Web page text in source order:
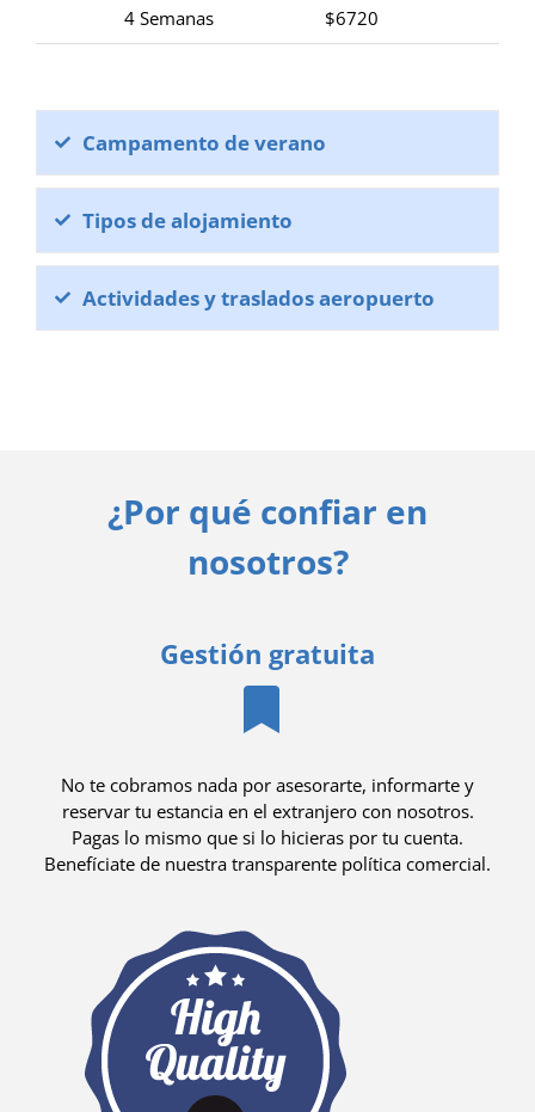
4 Semanas $6720
Campamento de verano
Tipos de alojamiento
Actividades y traslados aeropuerto
¿Por qué confiar en
nosotros?
Gestión gratuita
No te cobramos nada por asesorarte, informarte y
reservar tu estancia en el extranjero con nosotros.
Pagas lo mismo que si lo hicieras por tu cuenta.
Benefíciate de nuestra transparente política comercial.